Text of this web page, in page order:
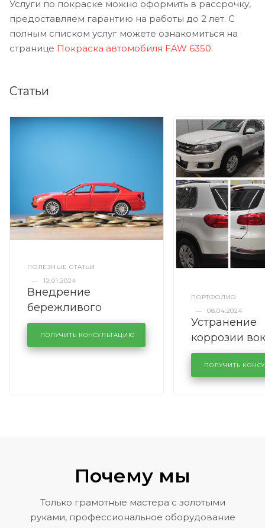
Услуги по покраске можно оформить в рассрочку,
предоставляем гарантию на работы до 2 лет. С
полным списком услуг можете ознакомиться на
странице Покраска автомобиля FAW 6350.
Статьи
ПОЛЕЗНЫЕ СТАТЬИ
—
12.01.2024
Внедрение
бережливого
производства в
кузовном сервисе
KUTUZOVV
ПОЛУЧИТЬ КОНСУЛЬТАЦИЮ
ПОРТФОЛИО
—
08.04.2024
Устранение
коррозии
лобового
районе
Volkswagen
ПОЛУЧИТЬ
Почему мы
Только грамотные мастера с золотыми
руками, профессиональное оборудование